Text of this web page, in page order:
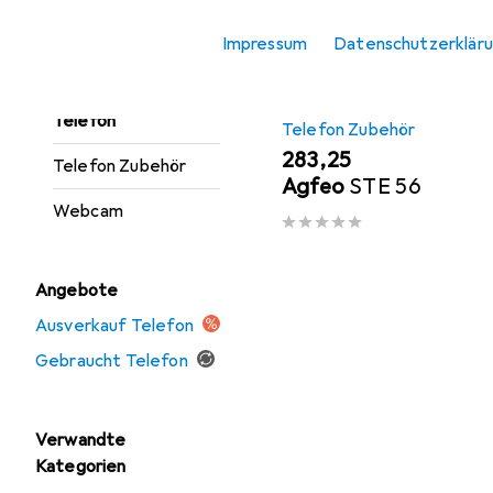
Impressum
Telefon
Telefon Zubehör
Webcam
Angebote
Ausverkauf Telefon
Gebraucht Telefon
Verwandte
Kategorien
Telefon Zubehör
EUR
283,25
Agfeo STE 56